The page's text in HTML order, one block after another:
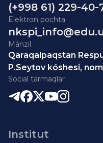
(+998 61) 229-40-
Elektron pochta
Mánzil
Qaraqalpaqstan
P.Seytov kóshesi,
Social tarmaqlar
Institut